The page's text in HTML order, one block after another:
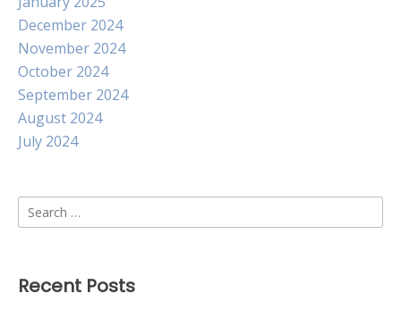
December 2024
November 2024
October 2024
September 2024
August 2024
July 2024
Search
for:
Recent Posts